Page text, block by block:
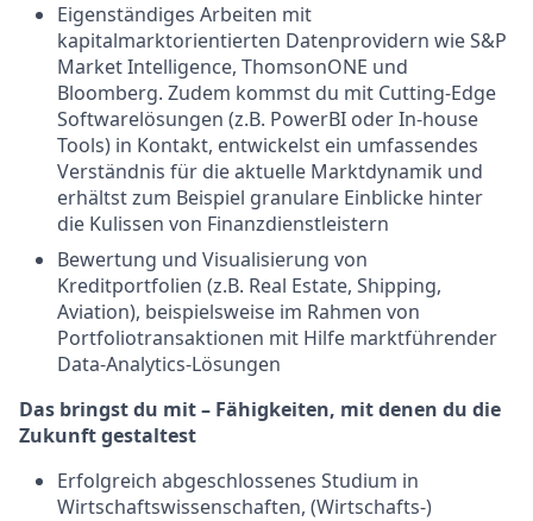
Eigenständiges Arbeiten mit
kapitalmarktorientierten Datenprovidern wie S&P
Market Intelligence, ThomsonONE und
Bloomberg. Zudem kommst du mit Cutting-Edge
Softwarelösungen (z.B. PowerBI oder In-house
Tools) in Kontakt, entwickelst ein umfassendes
Verständnis für die aktuelle Marktdynamik und
erhältst zum Beispiel granulare Einblicke hinter
die Kulissen von Finanzdienstleistern
Bewertung und Visualisierung von
Kreditportfolien (z.B. Real Estate, Shipping,
Aviation), beispielsweise im Rahmen von
Portfoliotransaktionen mit Hilfe marktführender
Data-Analytics-Lösungen
Das bringst du mit – Fähigkeiten, mit denen du die
Zukunft gestaltest
Erfolgreich abgeschlossenes Studium in
Wirtschaftswissenschaften, (Wirtschafts-)